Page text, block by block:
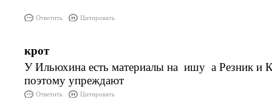
Ответить Цитировать
крот
У Ильюхина есть материалы на ишу а Резник и
поэтому упреждают
Ответить Цитировать